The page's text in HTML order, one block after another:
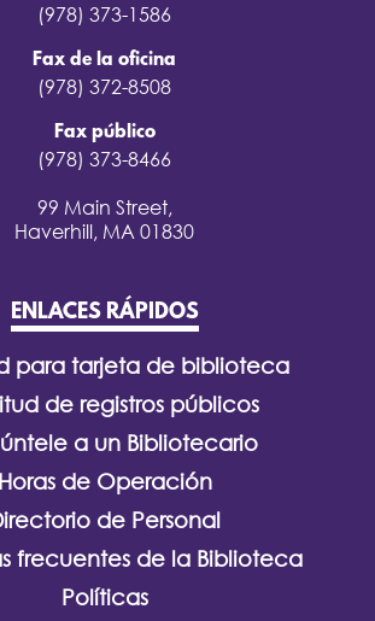
(978) 373-1586
Fax de la oficina
(978) 372-8508
Fax público
(978) 373-8466
99 Main Street,
Haverhill, MA 01830
ENLACES RÁPIDOS
para tarjeta de biblioteca
de registros públicos
a un Bibliotecario
Horas de Operación
de Personal
frecuentes de la Biblioteca
Políticas